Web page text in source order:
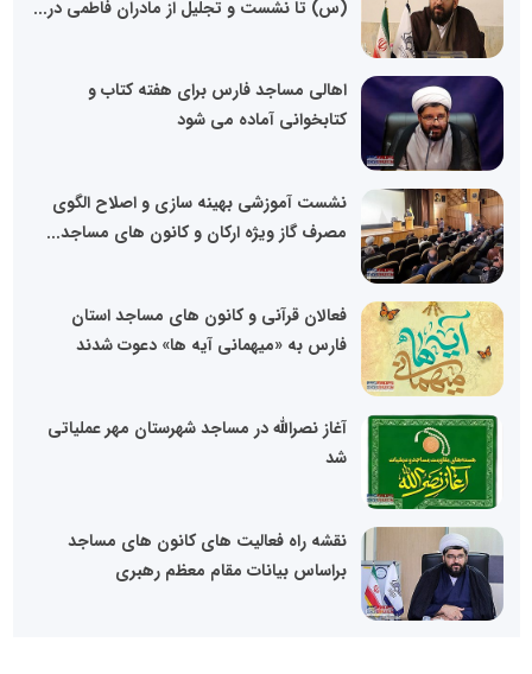
(س) تا نشست و تجلیل از مادران فاطمی در...
اهالی مساجد فارس برای هفته کتاب و
کتابخوانی آماده می شود
نشست آموزشی بهینه سازی و اصلاح الگوی
مصرف گاز ویژه ارکان و کانون های مساجد...
فعالان قرآنی و کانون های مساجد استان
فارس به «میهمانی آیه ها» دعوت شدند
آغاز نصرالله در مساجد شهرستان مهر عملیاتی
شد
نقشه راه فعالیت های کانون های مساجد
براساس بیانات مقام معظم رهبری